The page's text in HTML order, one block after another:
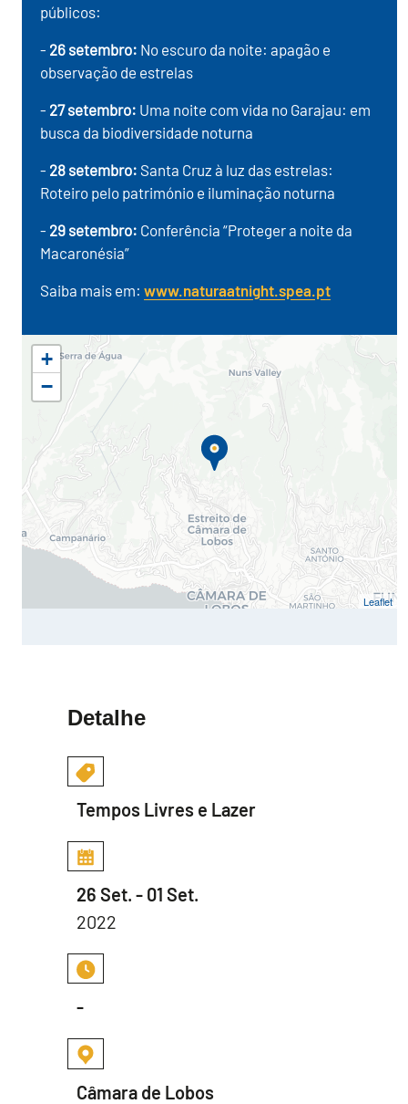
públicos:
- 26 setembro: No escuro da noite: apagão e
observação de estrelas
- 27 setembro: Uma noite com vida no Garajau: em
busca da biodiversidade noturna
- 28 setembro: Santa Cruz à luz das estrelas:
Roteiro pelo património e iluminação noturna
- 29 setembro: Conferência “Proteger a noite da
Macaronésia”
Saiba mais em: www.naturaatnight.spea.pt
+
−
Leaflet
Detalhe
Tempos Livres e Lazer
26 Set. - 01 Set.
2022
-
Câmara de Lobos